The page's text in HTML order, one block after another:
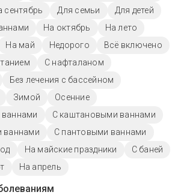
сентябрь Для семьи
Для детей
На октябрь
На лето
На май Недорого
Всё включено
С нафталаном
Без лечения с бассейном
Зимой
Осенние
С каштановыми ваннами
ваннами
С пантовыми ваннами
На майские праздники
С баней
На апрель